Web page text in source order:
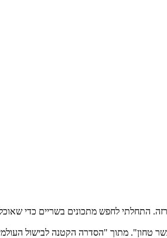
התחלתי לחפש מתכונים בשריים כדי